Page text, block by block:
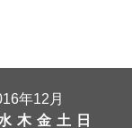
年12月
木 金 土 日